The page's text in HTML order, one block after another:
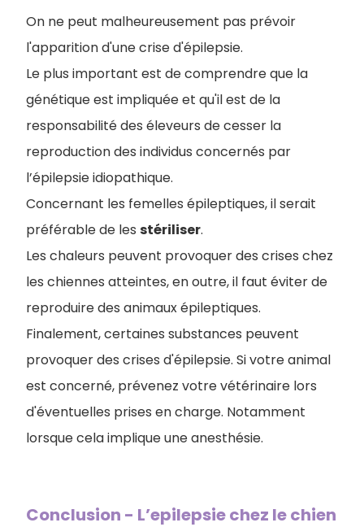
On ne peut malheureusement pas prévoir
l'apparition d'une crise d'épilepsie.
Le plus important est de comprendre que la
génétique est impliquée et qu'il est de la
responsabilité des éleveurs de cesser la
reproduction des individus concernés par
l’épilepsie idiopathique.
Concernant les femelles épileptiques, il serait
préférable de les stériliser.
Les chaleurs peuvent provoquer des crises chez
les chiennes atteintes, en outre, il faut éviter de
reproduire des animaux épileptiques.
Finalement, certaines substances peuvent
provoquer des crises d'épilepsie. Si votre animal
est concerné, prévenez votre vétérinaire lors
d'éventuelles prises en charge. Notamment
lorsque cela implique une anesthésie.
Conclusion - L’epilepsie chez le chien